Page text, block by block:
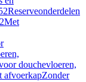
Reserveonderdelen
Met
douchevloeren,
afvoerkapZonder